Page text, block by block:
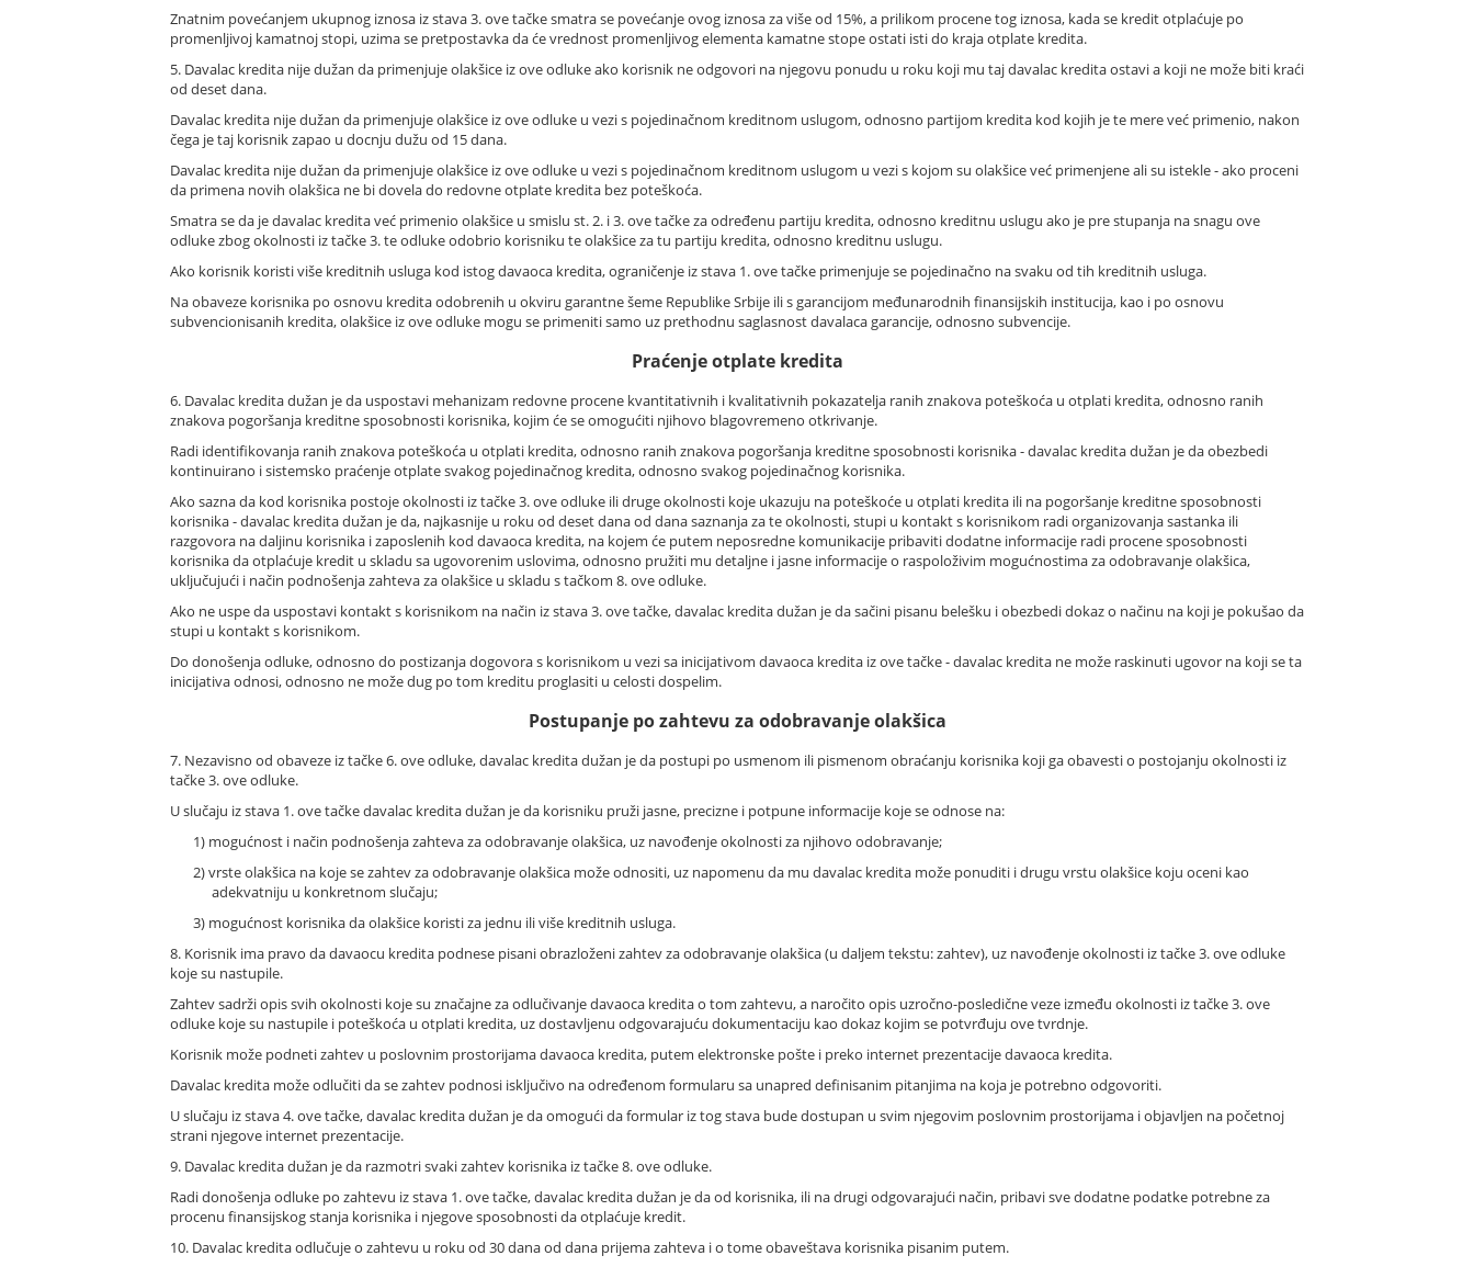
Znatnim povećanjem ukupnog iznosa iz stava 3. ove tačke smatra se povećanje ovog iznosa za više od 15%, a prilikom procene tog iznosa, kada se kredit otplaćuje po
promenljivoj kamatnoj stopi, uzima se pretpostavka da će vrednost promenljivog elementa kamatne stope ostati isti do kraja otplate kredita.
5. Davalac kredita nije dužan da primenjuje olakšice iz ove odluke ako korisnik ne odgovori na njegovu ponudu u roku koji mu taj davalac kredita ostavi a koji ne može biti kraći
od deset dana.
Davalac kredita nije dužan da primenjuje olakšice iz ove odluke u vezi s pojedinačnom kreditnom uslugom, odnosno partijom kredita kod kojih je te mere već primenio, nakon
čega je taj korisnik zapao u docnju dužu od 15 dana.
Davalac kredita nije dužan da primenjuje olakšice iz ove odluke u vezi s pojedinačnom kreditnom uslugom u vezi s kojom su olakšice već primenjene ali su istekle - ako proceni
da primena novih olakšica ne bi dovela do redovne otplate kredita bez poteškoća.
Smatra se da je davalac kredita već primenio olakšice u smislu st. 2. i 3. ove tačke za određenu partiju kredita, odnosno kreditnu uslugu ako je pre stupanja na snagu ove
odluke zbog okolnosti iz tačke 3. te odluke odobrio korisniku te olakšice za tu partiju kredita, odnosno kreditnu uslugu.
Ako korisnik koristi više kreditnih usluga kod istog davaoca kredita, ograničenje iz stava 1. ove tačke primenjuje se pojedinačno na svaku od tih kreditnih usluga.
Na obaveze korisnika po osnovu kredita odobrenih u okviru garantne šeme Republike Srbije ili s garancijom međunarodnih finansijskih institucija, kao i po osnovu
subvencionisanih kredita, olakšice iz ove odluke mogu se primeniti samo uz prethodnu saglasnost davalaca garancije, odnosno subvencije.
Praćenje otplate kredita
6. Davalac kredita dužan je da uspostavi mehanizam redovne procene kvantitativnih i kvalitativnih pokazatelja ranih znakova poteškoća u otplati kredita, odnosno ranih
znakova pogoršanja kreditne sposobnosti korisnika, kojim će se omogućiti njihovo blagovremeno otkrivanje.
Radi identifikovanja ranih znakova poteškoća u otplati kredita, odnosno ranih znakova pogoršanja kreditne sposobnosti korisnika - davalac kredita dužan je da obezbedi
kontinuirano i sistemsko praćenje otplate svakog pojedinačnog kredita, odnosno svakog pojedinačnog korisnika.
Ako sazna da kod korisnika postoje okolnosti iz tačke 3. ove odluke ili druge okolnosti koje ukazuju na poteškoće u otplati kredita ili na pogoršanje kreditne sposobnosti
korisnika - davalac kredita dužan je da, najkasnije u roku od deset dana od dana saznanja za te okolnosti, stupi u kontakt s korisnikom radi organizovanja sastanka ili
razgovora na daljinu korisnika i zaposlenih kod davaoca kredita, na kojem će putem neposredne komunikacije pribaviti dodatne informacije radi procene sposobnosti
korisnika da otplaćuje kredit u skladu sa ugovorenim uslovima, odnosno pružiti mu detaljne i jasne informacije o raspoloživim mogućnostima za odobravanje olakšica,
uključujući i način podnošenja zahteva za olakšice u skladu s tačkom 8. ove odluke.
Ako ne uspe da uspostavi kontakt s korisnikom na način iz stava 3. ove tačke, davalac kredita dužan je da sačini pisanu belešku i obezbedi dokaz o načinu na koji je pokušao da
stupi u kontakt s korisnikom.
Do donošenja odluke, odnosno do postizanja dogovora s korisnikom u vezi sa inicijativom davaoca kredita iz ove tačke - davalac kredita ne može raskinuti ugovor na koji se ta
inicijativa odnosi, odnosno ne može dug po tom kreditu proglasiti u celosti dospelim.
Postupanje po zahtevu za odobravanje olakšica
7. Nezavisno od obaveze iz tačke 6. ove odluke, davalac kredita dužan je da postupi po usmenom ili pismenom obraćanju korisnika koji ga obavesti o postojanju okolnosti iz
tačke 3. ove odluke.
U slučaju iz stava 1. ove tačke davalac kredita dužan je da korisniku pruži jasne, precizne i potpune informacije koje se odnose na:
1) mogućnost i način podnošenja zahteva za odobravanje olakšica, uz navođenje okolnosti za njihovo odobravanje;
2) vrste olakšica na koje se zahtev za odobravanje olakšica može odnositi, uz napomenu da mu davalac kredita može ponuditi i drugu vrstu olakšice koju oceni kao
adekvatniju u konkretnom slučaju;
3) mogućnost korisnika da olakšice koristi za jednu ili više kreditnih usluga.
8. Korisnik ima pravo da davaocu kredita podnese pisani obrazloženi zahtev za odobravanje olakšica (u daljem tekstu: zahtev), uz navođenje okolnosti iz tačke 3. ove odluke
koje su nastupile.
Zahtev sadrži opis svih okolnosti koje su značajne za odlučivanje davaoca kredita o tom zahtevu, a naročito opis uzročno-posledične veze između okolnosti iz tačke 3. ove
odluke koje su nastupile i poteškoća u otplati kredita, uz dostavljenu odgovarajuću dokumentaciju kao dokaz kojim se potvrđuju ove tvrdnje.
Korisnik može podneti zahtev u poslovnim prostorijama davaoca kredita, putem elektronske pošte i preko internet prezentacije davaoca kredita.
Davalac kredita može odlučiti da se zahtev podnosi isključivo na određenom formularu sa unapred definisanim pitanjima na koja je potrebno odgovoriti.
U slučaju iz stava 4. ove tačke, davalac kredita dužan je da omogući da formular iz tog stava bude dostupan u svim njegovim poslovnim prostorijama i objavljen na početnoj
strani njegove internet prezentacije.
9. Davalac kredita dužan je da razmotri svaki zahtev korisnika iz tačke 8. ove odluke.
Radi donošenja odluke po zahtevu iz stava 1. ove tačke, davalac kredita dužan je da od korisnika, ili na drugi odgovarajući način, pribavi sve dodatne podatke potrebne za
procenu finansijskog stanja korisnika i njegove sposobnosti da otplaćuje kredit.
10. Davalac kredita odlučuje o zahtevu u roku od 30 dana od dana prijema zahteva i o tome obaveštava korisnika pisanim putem.